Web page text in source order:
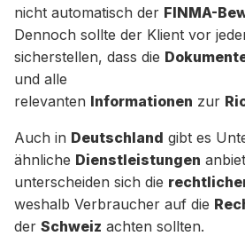
nicht automatisch der FINMA-
Dennoch sollte der Klient vor
sicherstellen, dass die
und alle
relevanten Informationen zur
Auch in Deutschland gibt es
ähnliche Dienstleistungen
unterscheiden sich die
weshalb Verbraucher auf die
der Schweiz achten sollten.